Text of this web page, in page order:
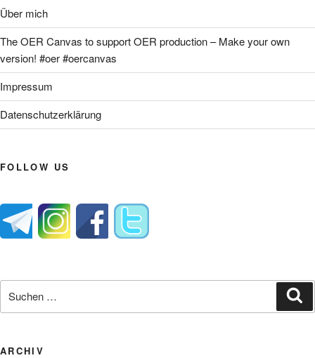
Über mich
The OER Canvas to support OER production – Make your own
version! #oer #oercanvas
Impressum
Datenschutzerklärung
FOLLOW US
nach:
ARCHIV